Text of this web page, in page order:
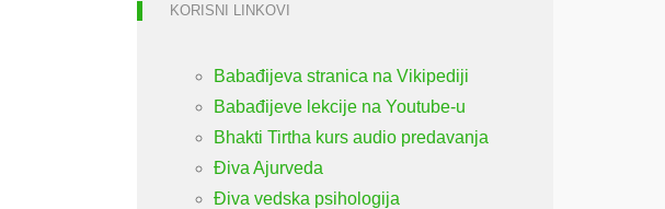
KORISNI LINKOVI
Babađijeva stranica na Vikipediji
Babađijeve lekcije na Youtube-u
Bhakti Tirtha kurs audio predavanja
Điva Ajurveda
Điva vedska psihologija